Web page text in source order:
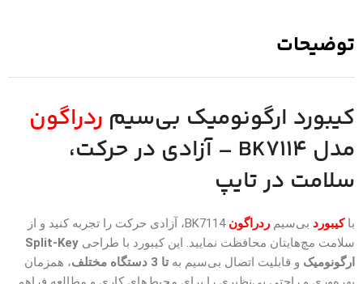
توضیحات
کیبورد ارگونومیک بی‌سیم ردراگون
مدل BK7114 – آزادی در حرکت،
سلامت در تایپ
باکیبورد بی‌سیم ردراگون
BK7114، آزادی حرکت را تجربه کنید و از
سلامت مچ‌هایتان محافظت نمایید. این کیبورد با طراحی Split-Key
ارگونومیک و قابلیت اتصال بی‌سیم بهتا 3 دستگاه مختلف
، همزمان